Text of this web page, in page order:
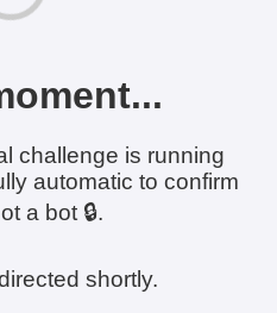
challenge is running
automatic to confirm
a bot 🔒.
shortly.